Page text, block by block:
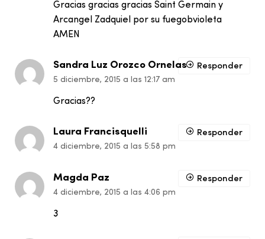
Gracias gracias gracias Saint Germain y
Arcangel Zadquiel por su fuegobvioleta
AMEN
Sandra Luz Orozco Ornelas
5 diciembre, 2015 a las 12:17 am
Gracias??
Responder
Laura Francisquelli
4 diciembre, 2015 a las 5:58 pm
Responder
Magda Paz
4 diciembre, 2015 a las 4:06 pm
3
Responder